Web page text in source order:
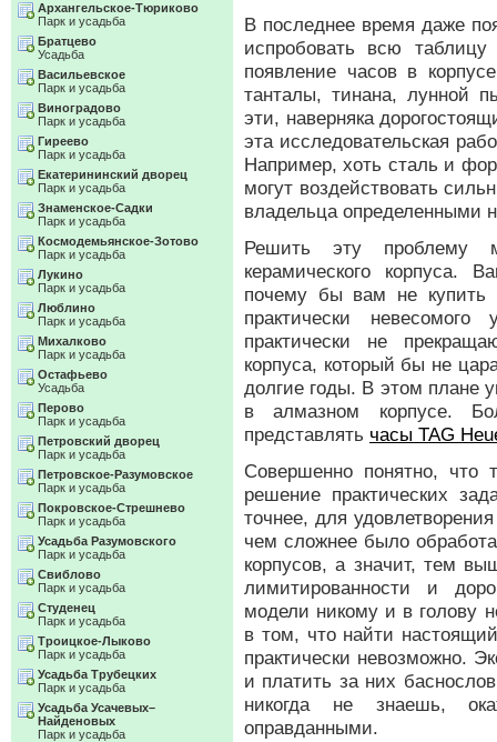
В последнее время даже
испробовать всю
появление часов в
танталы, тинана, лунной
эти, наверняка
эта исследовательская
Например, хоть сталь и
могут воздействовать
владельца определенными
Решить эту проблему
керамического корпуса.
почему бы вам не купить
практически
практически не
корпуса, который бы не
долгие годы. В этом плане
в алмазном корпусе.
представлять часы TAG
Совершенно понятно, что
решение практических
точнее, для
чем сложнее было
корпусов, а значит, тем
лимитированности и
модели никому и в голову
в том, что найти
практически невозможно.
и платить за них
никогда не знаешь,
оправданными.
Архангельское-Тюриково
Парк и усадьба
Братцево
Усадьба
Васильевское
Парк и усадьба
Виноградово
Парк и усадьба
Гиреево
Парк и усадьба
Екатерининский дворец
Парк и усадьба
Знаменское-Садки
Парк и усадьба
Космодемьянское-Зотово
Парк и усадьба
Лукино
Парк и усадьба
Люблино
Парк и усадьба
Михалково
Парк и усадьба
Остафьево
Усадьба
Перово
Парк и усадьба
Петровский дворец
Парк и усадьба
Петровское-Разумовское
Парк и усадьба
Покровское-Стрешнево
Парк и усадьба
Усадьба Разумовского
Парк и усадьба
Свиблово
Парк и усадьба
Студенец
Парк и усадьба
Троицкое-Лыково
Парк и усадьба
Усадьба Трубецких
Парк и усадьба
Усадьба Усачевых–
Найденовых
Парк и усадьба